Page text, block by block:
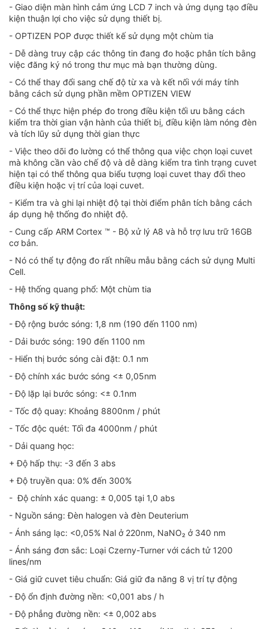
- Giao diện màn hình cảm ứng LCD 7 inch và ứng dụng tạo điều
kiện thuận lợi cho việc sử dụng thiết bị.
- OPTIZEN POP được thiết kế sử dụng một chùm tia
- Dễ dàng truy cập các thông tin đang đo hoặc phân tích bằng
việc đăng ký nó trong thư mục mà bạn thường dùng.
- Có thể thay đổi sang chế độ từ xa và kết nối với máy tính
bằng cách sử dụng phần mềm OPTIZEN VIEW
- Có thể thực hiện phép đo trong điều kiện tối ưu bằng cách
kiểm tra thời gian vận hành của thiết bị, điều kiện làm nóng đèn
và tích lũy sử dụng thời gian thực
- Việc theo dõi đo lường có thể thông qua việc chọn loại cuvet
mà không cần vào chế độ và dễ dàng kiểm tra tình trạng cuvet
hiện tại có thể thông qua biểu tượng loại cuvet thay đổi theo
điều kiện hoặc vị trí của loại cuvet.
- Kiểm tra và ghi lại nhiệt độ tại thời điểm phân tích bằng cách
áp dụng hệ thống đo nhiệt độ.
- Cung cấp ARM Cortex ™ - Bộ xử lý A8 và hỗ trợ lưu trữ 16GB
cơ bản.
- Nó có thể tự động đo rất nhiều mẫu bằng cách sử dụng Multi
Cell.
- Hệ thống quang phổ: Một chùm tia
Thông số kỹ thuật:
- Độ rộng bước sóng: 1,8 nm (190 đến 1100 nm)
- Dải bước sóng: 190 đến 1100 nm
- Hiển thị bước sóng cài đặt: 0.1 nm
- Độ chính xác bước sóng <± 0,05nm
- Độ lặp lại bước sóng: <± 0.1nm
- Tốc độ quay: Khoảng 8800nm / phút
- Tốc độc quét: Tối đa 4000nm / phút
- Dải quang học:
+ Độ hấp thụ: -3 đến 3 abs
+ Độ truyền qua: 0% đến 300%
- Độ chính xác quang: ± 0,005 tại 1,0 abs
- Nguồn sáng: Đèn halogen và đèn Deuterium
- Ánh sáng lạc: <0,05% Nal ở 220nm, NaNO₂ ở 340 nm
- Ánh sáng đơn sắc: Loại Czerny-Turner với cách tử 1200
lines/nm
- Giá giữ cuvet tiêu chuẩn: Giá giữ đa năng 8 vị trí tự động
- Độ ổn định đường nền: <0,001 abs / h
- Độ phẳng đường nền: <± 0,002 abs